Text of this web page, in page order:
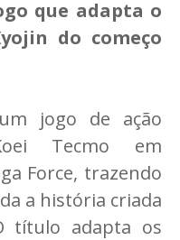
que adapta o
do começo
jogo de ação
Tecmo em
Force, trazendo
a história criada
título adapta os